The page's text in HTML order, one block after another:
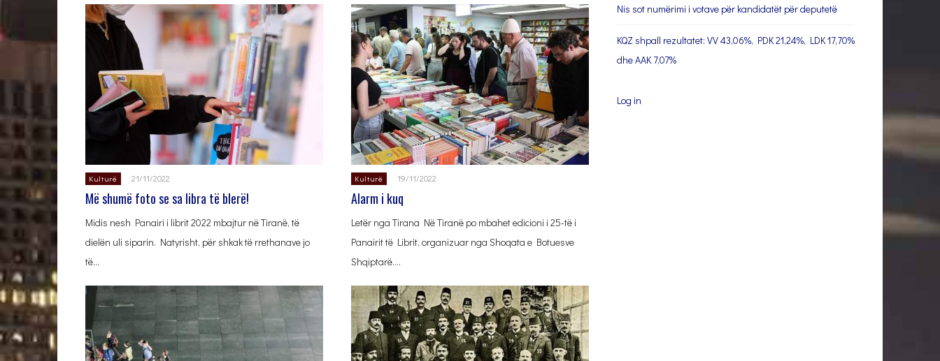
Kulturë 21/11/2022
Më shumë foto se sa libra të blerë!
Midis nesh Panairi i librit 2022 mbajtur në Tiranë, të
dielën uli siparin. Natyrisht, për shkak të rrethanave jo
të…
Kulturë 19/11/2022
Alarm i kuq
Letër nga Tirana Në Tiranë po mbahet edicioni i 25-të i
Panairit të Librit, organizuar nga Shoqata e Botuesve
Shqiptarë….
Nis sot numërimi i votave për kandidatët për deputetë
KQZ shpall rezultatet: VV 43,06%, PDK 21,24%, LDK 17,70%
dhe AAK 7,07%
Log in